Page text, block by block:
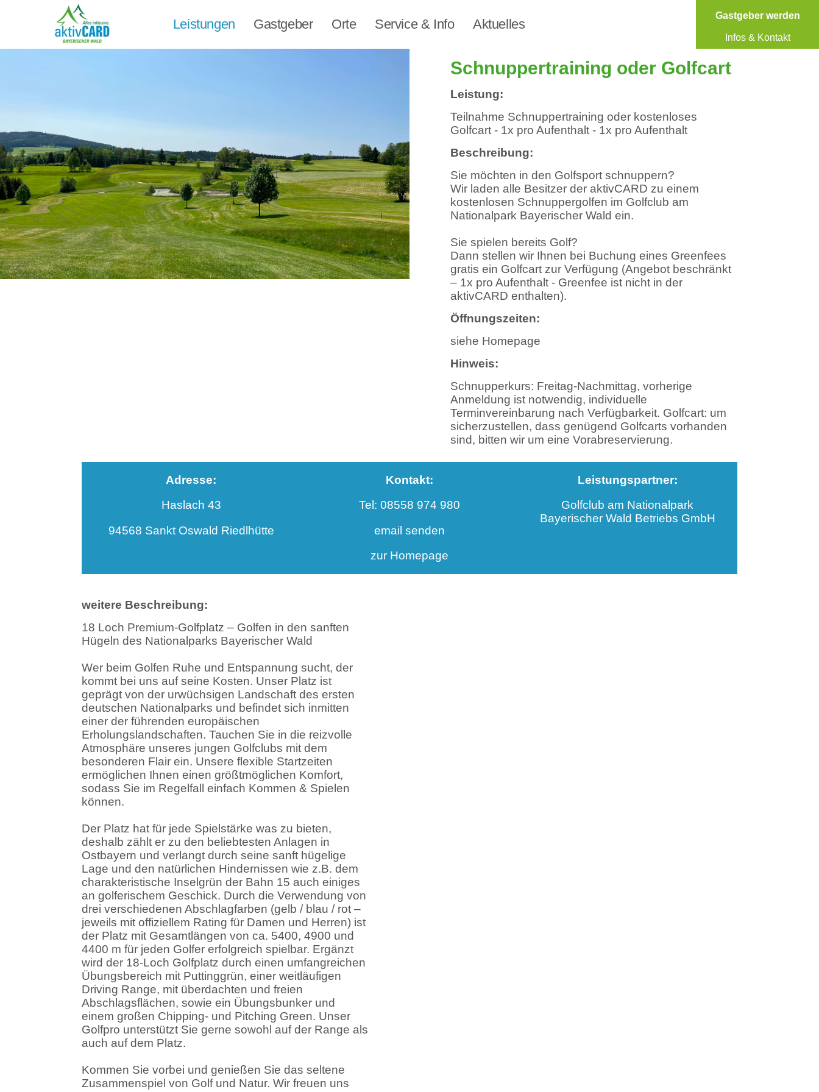
Leistungen Gastgeber Orte Service & Info Aktuelles
Gastgeber werden
Infos & Kontakt
Schnuppertraining oder Golfcart
Leistung:
Teilnahme Schnuppertraining oder kostenloses
Golfcart - 1x pro Aufenthalt - 1x pro Aufenthalt
Beschreibung:
Sie möchten in den Golfsport schnuppern?
Wir laden alle Besitzer der aktivCARD zu einem
kostenlosen Schnuppergolfen im Golfclub am
Nationalpark Bayerischer Wald ein.
Sie spielen bereits Golf?
Dann stellen wir Ihnen bei Buchung eines Greenfees
gratis ein Golfcart zur Verfügung (Angebot beschränkt
– 1x pro Aufenthalt - Greenfee ist nicht in der
aktivCARD enthalten).
Öffnungszeiten:
siehe Homepage
Hinweis:
Schnupperkurs: Freitag-Nachmittag, vorherige
Anmeldung ist notwendig, individuelle
Terminvereinbarung nach Verfügbarkeit. Golfcart: um
sicherzustellen, dass genügend Golfcarts vorhanden
sind, bitten wir um eine Vorabreservierung.
Adresse:
Haslach 43
94568 Sankt Oswald Riedlhütte
Kontakt:
Tel: 08558 974 980
email senden
zur Homepage
Leistungspartner:
Golfclub am Nationalpark
Bayerischer Wald Betriebs GmbH
weitere Beschreibung:
18 Loch Premium-Golfplatz – Golfen in den sanften
Hügeln des Nationalparks Bayerischer Wald
Wer beim Golfen Ruhe und Entspannung sucht, der
kommt bei uns auf seine Kosten. Unser Platz ist
geprägt von der urwüchsigen Landschaft des ersten
deutschen Nationalparks und befindet sich inmitten
einer der führenden europäischen
Erholungslandschaften. Tauchen Sie in die reizvolle
Atmosphäre unseres jungen Golfclubs mit dem
besonderen Flair ein. Unsere flexible Startzeiten
ermöglichen Ihnen einen größtmöglichen Komfort,
sodass Sie im Regelfall einfach Kommen & Spielen
können.
Der Platz hat für jede Spielstärke was zu bieten,
deshalb zählt er zu den beliebtesten Anlagen in
Ostbayern und verlangt durch seine sanft hügelige
Lage und den natürlichen Hindernissen wie z.B. dem
charakteristische Inselgrün der Bahn 15 auch einiges
an golferischem Geschick. Durch die Verwendung von
drei verschiedenen Abschlagfarben (gelb / blau / rot –
jeweils mit offiziellem Rating für Damen und Herren) ist
der Platz mit Gesamtlängen von ca. 5400, 4900 und
4400 m für jeden Golfer erfolgreich spielbar. Ergänzt
wird der 18-Loch Golfplatz durch einen umfangreichen
Übungsbereich mit Puttinggrün, einer weitläufigen
Driving Range, mit überdachten und freien
Abschlagsflächen, sowie ein Übungsbunker und
einem großen Chipping- und Pitching Green. Unser
Golfpro unterstützt Sie gerne sowohl auf der Range als
auch auf dem Platz.
Kommen Sie vorbei und genießen Sie das seltene
Zusammenspiel von Golf und Natur. Wir freuen uns